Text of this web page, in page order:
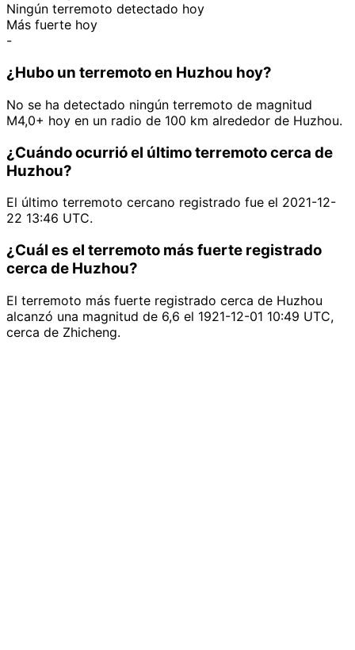
Ningún terremoto detectado hoy
Más fuerte hoy
-
¿Hubo un terremoto en Huzhou hoy?
No se ha detectado ningún terremoto de magnitud
M4,0+ hoy en un radio de 100 km alrededor de Huzhou.
¿Cuándo ocurrió el último terremoto cerca de
Huzhou?
El último terremoto cercano registrado fue el 2021-12-
22 13:46 UTC.
¿Cuál es el terremoto más fuerte registrado
cerca de Huzhou?
El terremoto más fuerte registrado cerca de Huzhou
alcanzó una magnitud de 6,6 el 1921-12-01 10:49 UTC,
cerca de Zhicheng.